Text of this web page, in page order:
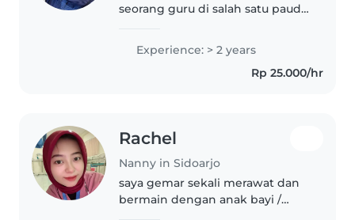
seorang guru di salah satu paud
saat bisa berkomunikasi dengan
anak dan bermain dengan
mereka. aku sangat senang
Experience: > 2 years
Rp 25.000/hr
Rachel
Nanny in Sidoarjo
saya gemar sekali merawat dan
bermain dengan anak bayi /